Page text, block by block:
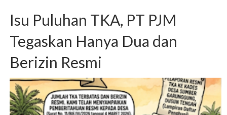
Isu Puluhan TKA, PT PJM
Tegaskan Hanya Dua dan
Berizin Resmi